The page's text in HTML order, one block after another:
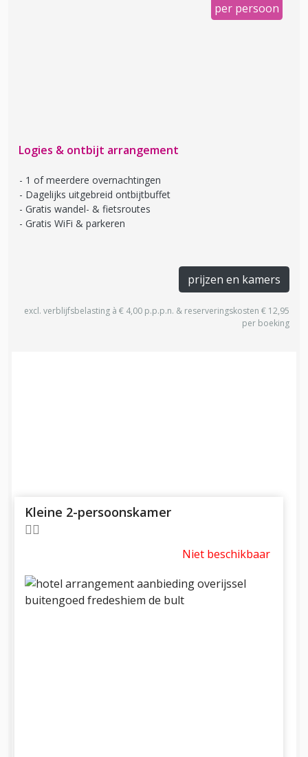
per persoon
Logies & ontbijt arrangement
1 of meerdere overnachtingen
Dagelijks uitgebreid ontbijtbuffet
Gratis wandel- & fietsroutes
Gratis WiFi & parkeren
prijzen en kamers
excl. verblijfsbelasting à € 4,00 p.p.p.n. & reserveringskosten € 12,95
per boeking
Kleine 2-persoonskamer
Niet beschikbaar